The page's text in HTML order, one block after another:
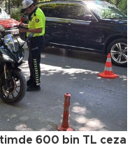
600 bin TL ceza